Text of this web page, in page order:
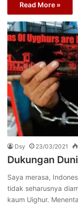
Read More »
Dsy 23/03/2021
Dukungan
Saya merasa,
tidak seharusnya
kaum Uighur.